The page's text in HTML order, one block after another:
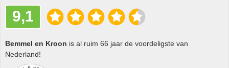
9,1
Bemmel en Kroon is al ruim 66 jaar de voordeligste van
Nederland!